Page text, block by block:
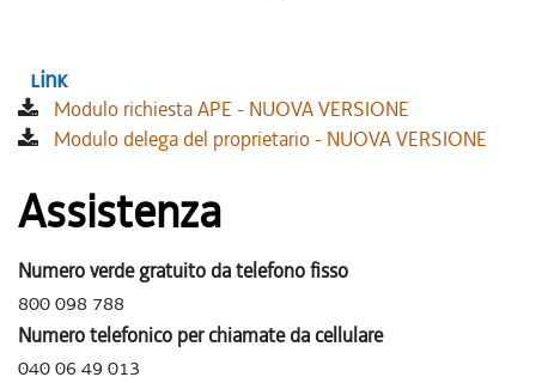
Link
Modulo richiesta APE - NUOVA VERSIONE
Modulo delega del proprietario - NUOVA VERSIONE
Assistenza
Numero verde gratuito da telefono fisso
800 098 788
Numero telefonico per chiamate da cellulare
040 06 49 013